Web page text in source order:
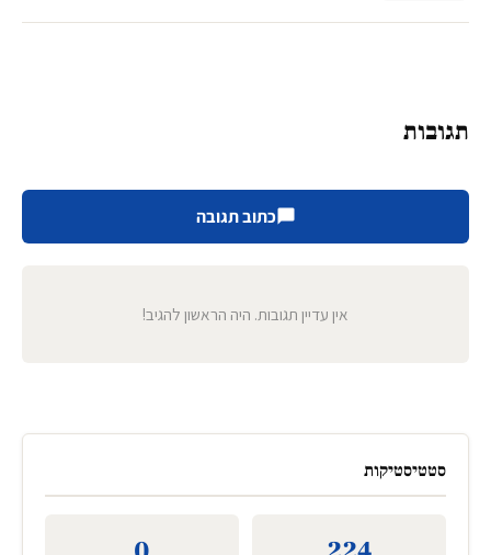
תגובות
כתוב תגובה
אין עדיין תגובות. היה הראשון להגיב!
סטטיסטיקות